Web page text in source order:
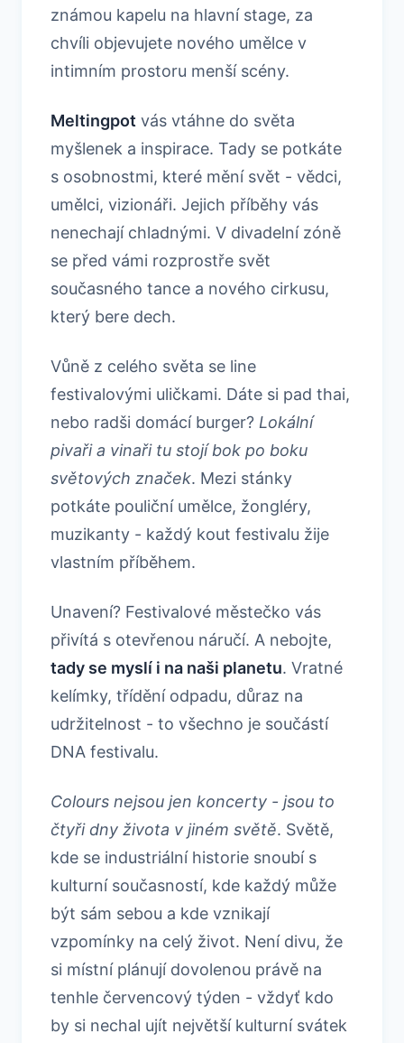
známou kapelu na hlavní stage, za
chvíli objevujete nového umělce v
intimním prostoru menší scény.
Meltingpot vás vtáhne do světa
myšlenek a inspirace. Tady se potkáte
s osobnostmi, které mění svět - vědci,
umělci, vizionáři. Jejich příběhy vás
nenechají chladnými. V divadelní zóně
se před vámi rozprostře svět
současného tance a nového cirkusu,
který bere dech.
Vůně z celého světa se line
festivalovými uličkami. Dáte si pad thai,
nebo radši domácí burger? Lokální
pivaři a vinaři tu stojí bok po boku
světových značek. Mezi stánky
potkáte pouliční umělce, žongléry,
muzikanty - každý kout festivalu žije
vlastním příběhem.
Unavení? Festivalové městečko vás
přivítá s otevřenou náručí. A nebojte,
tady se myslí i na naši planetu. Vratné
kelímky, třídění odpadu, důraz na
udržitelnost - to všechno je součástí
DNA festivalu.
Colours nejsou jen koncerty - jsou to
čtyři dny života v jiném světě. Světě,
kde se industriální historie snoubí s
kulturní současností, kde každý může
být sám sebou a kde vznikají
vzpomínky na celý život. Není divu, že
si místní plánují dovolenou právě na
tenhle červencový týden - vždyť kdo
by si nechal ujít největší kulturní svátek